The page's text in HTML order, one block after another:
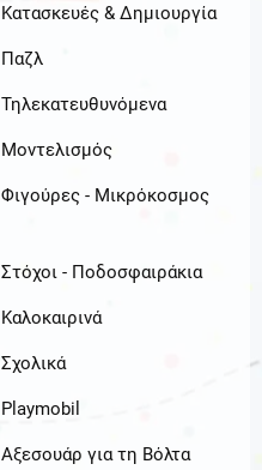
Κατασκευές & Δημιουργία
Παζλ
Τηλεκατευθυνόμενα
Μοντελισμός
Φιγούρες - Μικρόκοσμος
Στόχοι - Ποδοσφαιράκια
Καλοκαιρινά
Σχολικά
Playmobil
Αξεσουάρ για τη Βόλτα